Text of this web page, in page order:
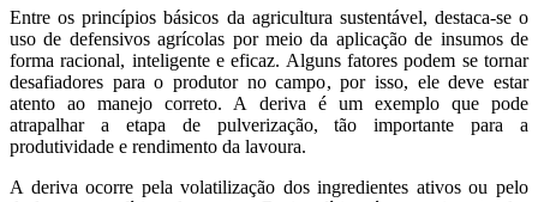
Entre os princípios básicos da agricultura sustentável, destaca-se o
uso de defensivos agrícolas por meio da aplicação de insumos de
forma racional, inteligente e eficaz. Alguns fatores podem se tornar
desafiadores para o produtor no campo, por isso, ele deve estar
atento ao manejo correto. A deriva é um exemplo que pode
atrapalhar a etapa de pulverização, tão importante para a
produtividade e rendimento da lavoura.
A deriva ocorre pela volatilização dos ingredientes ativos ou pelo